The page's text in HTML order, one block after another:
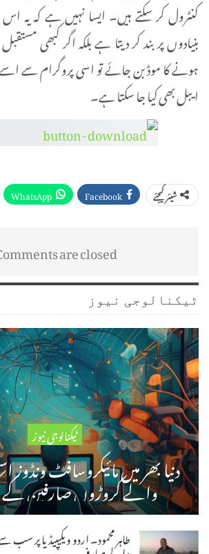
کنٹرول کر سکتے ہیں۔ ایسا نہیں ہے کہ
بنیادوں پر بند کر دیتا ہے بلکہ اگر کبھی
ہونے کا موڈ بن جائے تو اسی پروگرام سے
ایبل بھی کیا جا سکتا ہے۔
شیئر کیجئے Facebook
WhatsApp
are closed.
ٹیکنالوجی نیوز
ٹیکنالوجی نیوز
دنیا بھر میں مائیکروسافٹ
والے کروڑوں صارفین کے
طاہر محمود۔ اردو ویکیپیڈیا پر